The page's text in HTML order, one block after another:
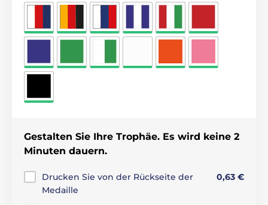
Gestalten Sie Ihre Trophäe. Es wird keine 2
Minuten dauern.
Drucken Sie von der Rückseite der
Medaille
0,63 €